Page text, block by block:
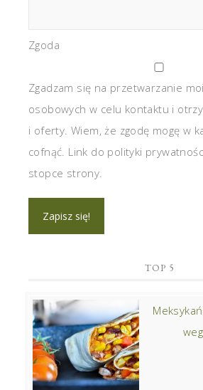
Zgoda
Zgadzam się na przetwarzanie
osobowych w celu kontaktu i
i oferty. Wiem, że zgodę mogę w
cofnąć. Link do polityki
stopce strony.
TOP 5